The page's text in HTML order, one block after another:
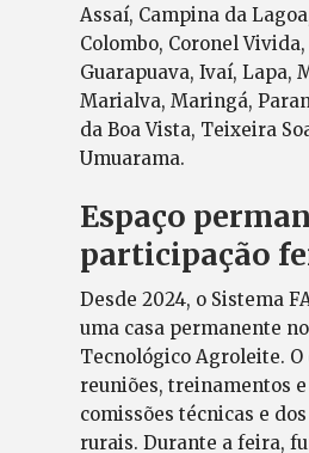
Assaí, Campina da
Colombo, Coronel
Guarapuava, Ivaí, Lapa,
Marialva, Maringá,
da Boa Vista, Teixeira
Umuarama.
Espaço
participação
Desde 2024, o Sistema
uma casa permanente
Tecnológico Agroleite. O
reuniões, treinamentos
comissões técnicas e
rurais. Durante a feira,